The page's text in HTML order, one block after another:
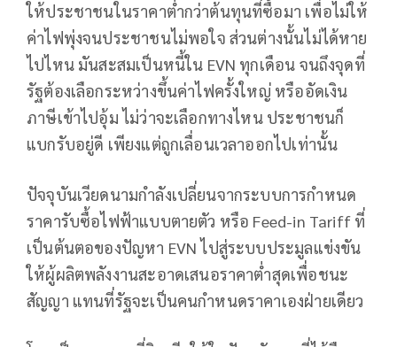
ให้ประชาชนในราคาต่ำกว่าต้นทุนที่ซื้อมา เพื่อไม่ให้
ค่าไฟพุ่งจนประชาชนไม่พอใจ ส่วนต่างนั้นไม่ได้หาย
ไปไหน มันสะสมเป็นหนี้ใน EVN ทุกเดือน จนถึงจุดที่
รัฐต้องเลือกระหว่างขึ้นค่าไฟครั้งใหญ่ หรืออัดเงิน
ภาษีเข้าไปอุ้ม ไม่ว่าจะเลือกทางไหน ประชาชนก็
แบกรับอยู่ดี เพียงแต่ถูกเลื่อนเวลาออกไปเท่านั้น
ปัจจุบันเวียดนามกำลังเปลี่ยนจากระบบการกำหนด
ราคารับซื้อไฟฟ้าแบบตายตัว หรือ Feed-in Tariff ที่
เป็นต้นตอของปัญหา EVN ไปสู่ระบบประมูลแข่งขัน
ให้ผู้ผลิตพลังงานสะอาดเสนอราคาต่ำสุดเพื่อชนะ
สัญญา แทนที่รัฐจะเป็นคนกำหนดราคาเองฝ่ายเดียว